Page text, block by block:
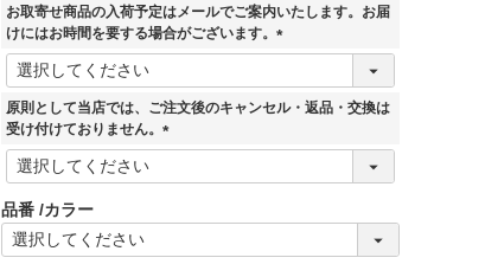
お取寄せ商品の入荷予定はメールでご案内いたします。お届
けにはお時間を要する場合がございます。
(
須
原則として当店では、ご注文後のキャンセル・返品・交換は
受け付けておりません。
(
)
品番 カラー